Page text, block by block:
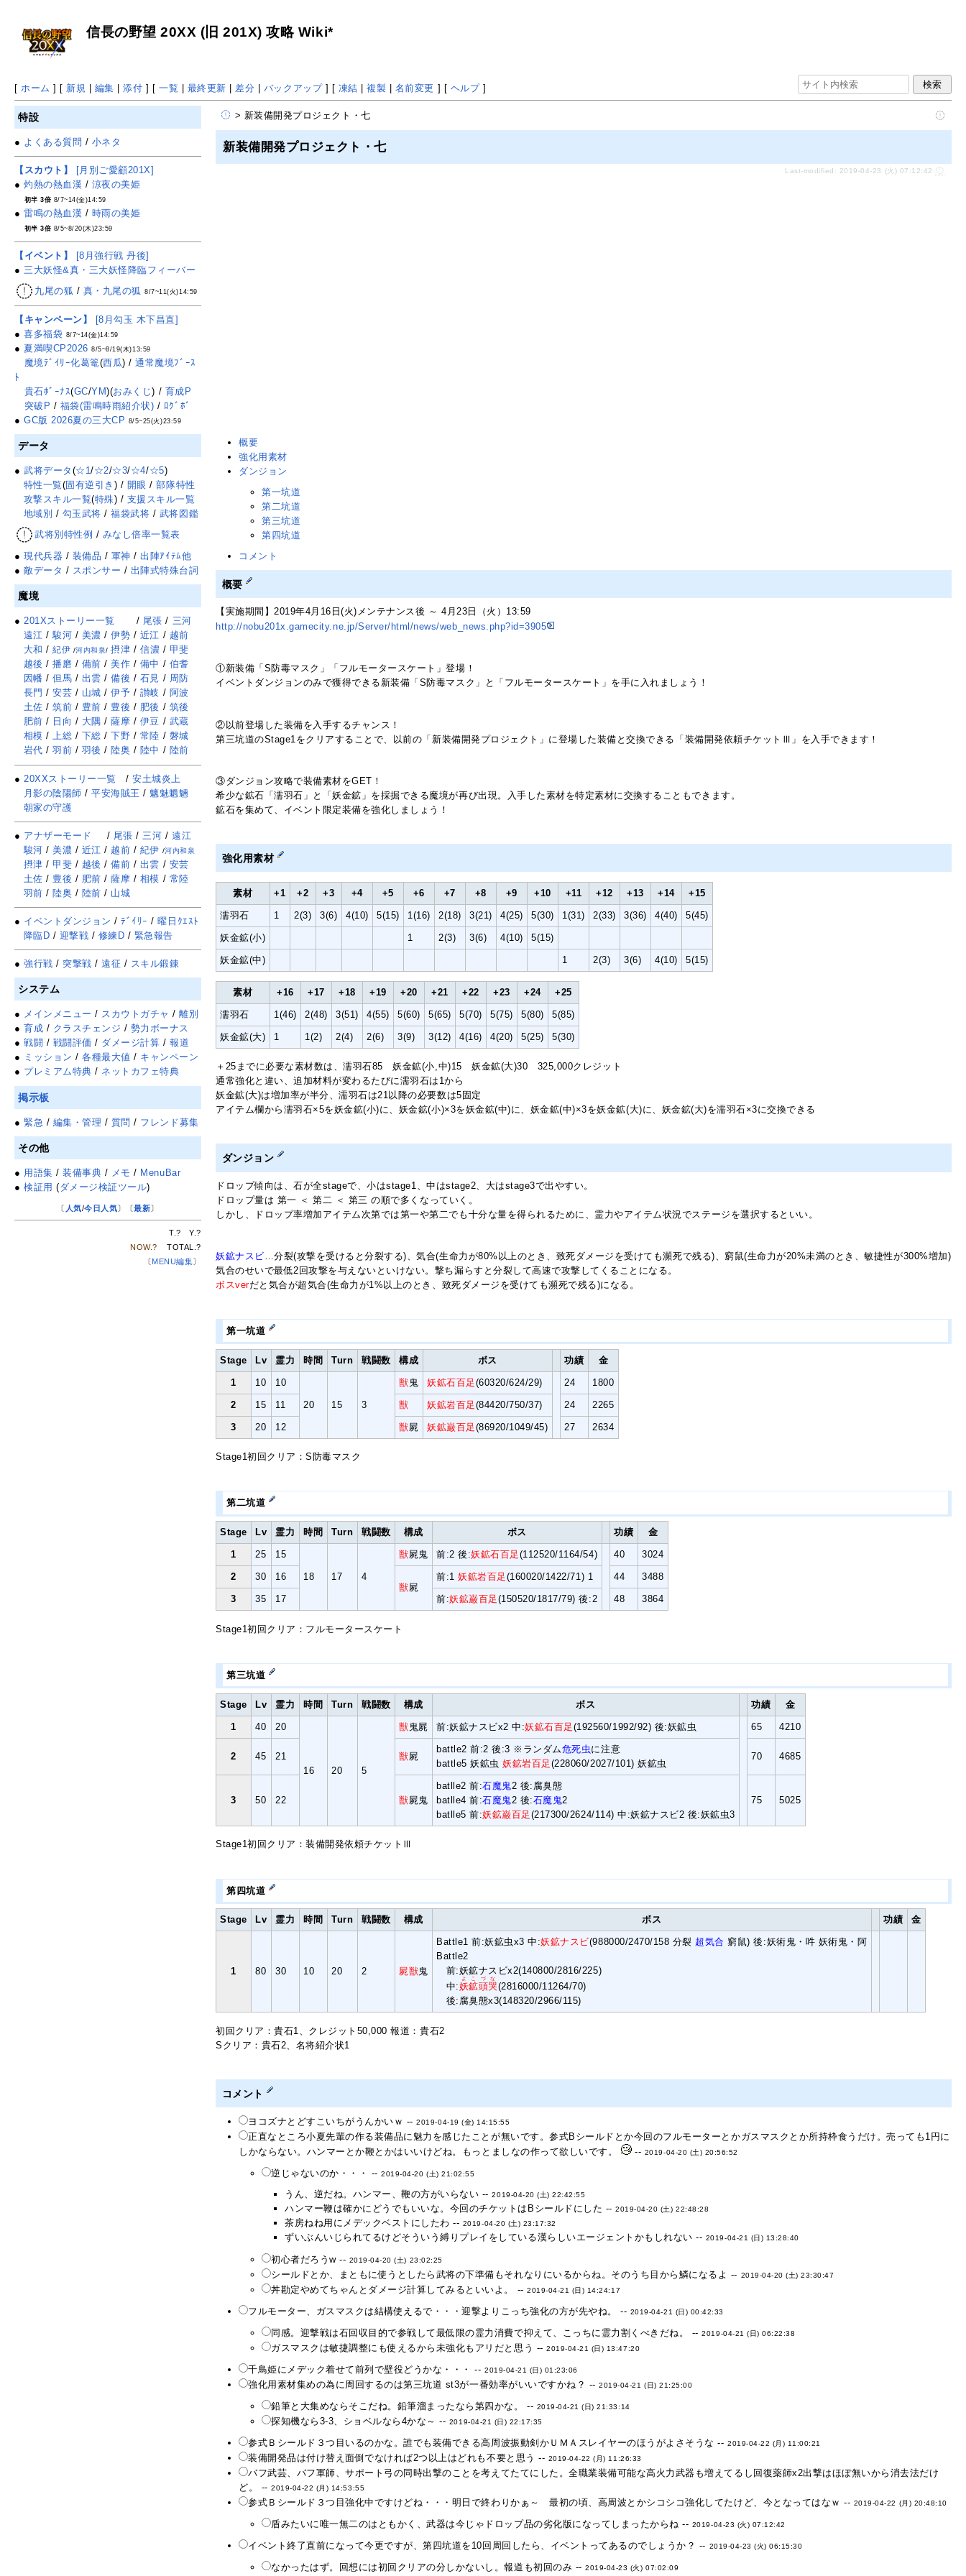
信長の野望 20XX (旧 201X) 攻略 Wiki*
[ ホーム ] [ 新規 編集 |添付 ] [一覧 最終更新 差分 バックアップ] [ 凍結 |複製 名前変更 ] [ ヘルプ]
> 新装備開発プロジェクト・七
新装備開発プロジェクト・七
Last-modified: 2019-04-23 (火) 07:12:42
概要
強化用素材
ダンジョン
第一坑道
第二坑道
第三坑道
第四坑道
コメント
概要
【実施期間】2019年4月16日(火)メンテナンス後 ～ 4月23日（火）13:59
http://nobu201x.gamecity.ne.jp/Server/html/news/web_news.php?id=3905
①新装備「S防毒マスク」「フルモータースケート」登場！
イベントダンジョンのみで獲得できる新装備「S防毒マスク」と「フルモータースケート」を手に入れましょう！
②以前登場した装備を入手するチャンス！
第三坑道のStage1をクリアすることで、以前の「新装備開発プロジェクト」に登場した装備と交換できる「装備開発依頼チケットⅢ」を入手できます！
③ダンジョン攻略で装備素材をGET！
希少な鉱石「濡羽石」と「妖金鉱」を採掘できる魔境が再び出現。入手した素材を特定素材に交換することもできます。
鉱石を集めて、イベント限定装備を強化しましょう！
強化用素材
素材 +1 +2 +3 +4 +5 +6 +7 +8 +9 +10 +11 +12 +13 +14 +15
濡羽石 1 2(3) 3(6) 4(10) 5(15) 1(16) 2(18) 3(21) 4(25) 5(30) 1(31) 2(33) 3(36) 4(40) 5(45)
妖金鉱(小) 1 2(3) 3(6) 4(10) 5(15)
妖金鉱(中) 1 2(3) 3(6) 4(10) 5(15)
素材 +16 +17 +18 +19 +20 +21 +22 +23 +24 +25
濡羽石 1(46) 2(48) 3(51) 4(55) 5(60) 5(65) 5(70) 5(75) 5(80) 5(85)
妖金鉱(大) 1 1(2) 2(4) 2(6) 3(9) 3(12) 4(16) 4(20) 5(25) 5(30)
＋25までに必要な素材数は、濡羽石85 妖金鉱(小,中)15 妖金鉱(大)30 325,000クレジット
通常強化と違い、追加材料が変わるたびに濡羽石は1から
妖金鉱(大)は増加率が半分、濡羽石は21以降の必要数は5固定
アイテム欄から濡羽石×5を妖金鉱(小)に、妖金鉱(小)×3を妖金鉱(中)に、妖金鉱(中)×3を妖金鉱(大)に、妖金鉱(大)を濡羽石×3に交換できる
ダンジョン
ドロップ傾向は、石が全stageで、小はstage1、中はstage2、大はstage3で出やすい。
ドロップ量は 第一 ＜ 第二 ＜ 第三 の順で多くなっていく。
しかし、ドロップ率増加アイテム次第では第一や第二でも十分な量を得られるために、霊力やアイテム状況でステージを選択するといい。
妖鉱ナスビ …分裂(攻撃を受けると分裂する)、気合(生命力が80%以上のとき、致死ダメージを受けても瀕死で残る)、窮鼠(生命力が20%未満のとき、敏捷性が300%増加)
気合のせいで最低2回攻撃を与えないといけない。撃ち漏らすと分裂して高速で攻撃してくることになる。
ボスverだと気合が超気合(生命力が1%以上のとき、致死ダメージを受けても瀕死で残る)になる。
第一坑道
Stage Lv 霊力 時間 Turn 戦闘数 構成 ボス 功績 金
1 10 10
20 15 3
獣 鬼 妖鉱石百足 (60320/624/29) 24 1800
2 15 11 獣 妖鉱岩百足 (84420/750/37) 24 2265
3 20 12 獣屍 妖鉱巌百足 (86920/1049/45) 27 2634
Stage1初回クリア：S防毒マスク
第二坑道
Stage Lv 霊力 時間 Turn 戦闘数 構成 ボス 功績 金
1 25 15
18 17 4
獣屍鬼 前:2 後:妖鉱石百足 (112520/1164/54) 40 3024
2 30
16
獣屍
前:1妖鉱岩百足 (160020/1422/71) 1 44 3488
3 35 17 前:妖鉱巌百足 (150520/1817/79) 後:2 48 3864
Stage1初回クリア：フルモータースケート
第三坑道
Stage Lv 霊力 時間 Turn 戦闘数 構成 ボス 功績 金
1 40 20
16 20 5
獣 鬼屍 前:妖鉱ナスビx2 中:妖鉱石百足 (192560/1992/92) 後:妖鉱虫 65 4210
2 45 21 獣屍
battle2 前:2 後:3 ※ランダム危死虫 に注意
battle5 妖鉱虫妖鉱岩百足 (228060/2027/101) 妖鉱虫
70 4685
3 50 22 獣屍鬼
batlle2 前:石魔鬼2 後:腐臭態
batlle4 前:石魔鬼2 後:石魔鬼2
batlle5 前:妖鉱巌百足 (217300/2624/114) 中:妖鉱ナスビ2 後:妖鉱虫3
75 5025
Stage1初回クリア：装備開発依頼チケットⅢ
第四坑道
Stage Lv 霊力 時間 Turn 戦闘数 構成 ボス 功績 金
1 80 30 10 20 2 屍獣鬼
Battle1 前:妖鉱虫x3 中:妖鉱ナスビ(988000/2470/158 分裂 超気合 窮鼠) 後:妖術鬼・吽 妖術鬼・阿
Battle2
前:妖鉱ナスビx2(140800/2816/225)
中:妖鉱頭哭
よこづな
(2816000/11264/70)
後:腐臭態x3(148320/2966/115)
初回クリア：貴石1、クレジット50,000 報道：貴石2
Sクリア：貴石2、名将紹介状1
コメント
ヨコズナとどすこいちがうんかいｗ --2019-04-19 (金) 14:15:55
正直なところ小夏先輩の作る装備品に魅力を感じたことが無いです。参式Bシールドとか今回のフルモーターとかガスマスクとか所持枠食うだけ。売っても1円に
しかならない。ハンマーとか鞭とかはいいけどね。もっとましなの作って欲しいです。
-- 2019-04-20 (土) 20:56:52
逆じゃないのか・・・ --2019-04-20 (土) 21:02:55
うん、逆だね。ハンマー、鞭の方がいらない --2019-04-20 (土) 22:42:55
ハンマー鞭は確かにどうでもいいな。今回のチケットはBシールドにした --2019-04-20 (土) 22:48:28
茶房ねね用にメデックベストにしたわ -- 2019-04-20 (土) 23:17:32
ずいぶんいじられてるけどそういう縛りプレイをしている漢らしいエージェントかもしれない -- 2019-04-21 (日) 13:28:40
初心者だろうw -- 2019-04-20 (土) 23:02:25
シールドとか、まともに使うとしたら武将の下準備もそれなりにいるからね。そのうち目から鱗になるよ -- 2019-04-20 (土) 23:30:47
丼勘定やめてちゃんとダメージ計算してみるといいよ。 --2019-04-21 (日) 14:24:17
フルモーター、ガスマスクは結構使えるで・・・迎撃よりこっち強化の方が先やね。 -- 2019-04-21 (日) 00:42:33
同感。迎撃戦は石回収目的で参戦して最低限の霊力消費で抑えて、こっちに霊力割くべきだね。 --2019-04-21 (日) 06:22:38
ガスマスクは敏捷調整にも使えるから未強化もアリだと思う --2019-04-21 (日) 13:47:20
千鳥姫にメデック着せて前列で壁役どうかな・・・ --2019-04-21 (日) 01:23:06
強化用素材集めの為に周回するのは第三坑道 st3が一番効率がいいですかね？ --2019-04-21 (日) 21:25:00
鉛筆と大集めならそこだね。鉛筆溜まったなら第四かな。 -- 2019-04-21 (日) 21:33:14
探知機なら3-3、ショベルなら4かな～ -- 2019-04-21 (日) 22:17:35
参式Ｂシールド３つ目いるのかな。誰でも装備できる高周波振動剣かＵＭＡスレイヤーのほうがよさそうな --2019-04-22 (月) 11:00:21
装備開発品は付け替え面倒でなければ2つ以上はどれも不要と思う -- 2019-04-22 (月) 11:26:33
バフ武芸、バフ軍師、サポート弓の同時出撃のことを考えてたてにした。全職業装備可能な高火力武器も増えてるし回復薬師x2出撃はほぼ無いから消去法だけ
ど。 --2019-04-22 (月) 14:53:55
参式Ｂシールド３つ目強化中ですけどね・・・明日で終わりかぁ～ 最初の頃、高周波とかシコシコ強化してたけど、今となってはなｗ -- 2019-04-22 (月) 20:48:10
盾みたいに唯一無二のはともかく、武器は今じゃドロップ品の劣化版になってしまったからね -- 2019-04-23 (火) 07:12:42
イベント終了直前になって今更ですが、第四坑道を10回周回したら、イベントってあるのでしょうか？ -- 2019-04-23 (火) 06:15:30
なかったはず。回想には初回クリアの分しかないし。報道も初回のみ --2019-04-23 (火) 07:02:09
特設
● よくある質問 / 小ネタ
【スカウト】
[月別ご愛顧201X]
●灼熱の熱血漢 / 涼夜の美姫
初半 3倍 8/7~14(金)14:59
●雷鳴の熱血漢 / 時雨の美姫
初半 3倍 8/5~8/20(木)23:59
【イベント】
[8月強行戦 丹後]
●三大妖怪&真・三大妖怪降臨フィーバー
九尾の狐 / 真・九尾の狐 8/7~11(火)14:59
【キャンペーン】
[8月勾玉 木下昌直]
●喜多福袋 8/7~14(金)14:59
● 夏満喫CP2026 8/5~8/19(木)13:59
魔境ﾃﾞｲﾘｰ化葛篭(西瓜) /通常魔境ﾌﾞｰｽ
ﾄ
貴石ﾎﾞｰﾅｽ(GC/YM)(おみくじ) / 育成P
突破P / 福袋(雷鳴時雨紹介状) / ﾛｸﾞﾎﾞ
●GC版 2026夏の三大CP 8/5~25(火)23:59
データ
●武将データ (☆1/☆2/☆3/☆4/☆5)
特性一覧(固有逆引き ) / 開眼 /部隊特性
攻撃スキル一覧(特殊) / 支援スキル一覧
地域別 / 勾玉武将 /福袋武将 / 武将図鑑
武将別特性例 / みなし倍率一覧表
●現代兵器 / 装備品 / 軍神 /出陣ｱｲﾃﾑ他
●敵データ / スポンサー / 出陣式特殊台詞
魔境
●201Xストーリー一覧 / 尾張 / 三河
遠江 /駿河 / 美濃 /伊勢 / 近江 / 越前
大和 /紀伊 /河内和泉/摂津 / 信濃 / 甲斐
越後 /播磨 / 備前 /美作 / 備中 / 伯耆
因幡 /但馬 / 出雲 /備後 / 石見 / 周防
長門 /安芸 / 山城 /伊予 / 讃岐 / 阿波
土佐 /筑前 / 豊前 / 豊後 / 肥後 / 筑後
肥前 / 日向 / 大隅 /薩摩 / 伊豆 / 武蔵
相模 /上総 / 下総 /下野 / 常陸 / 磐城
岩代 /羽前 / 羽後 / 陸奥 / 陸中 / 陸前
● 20XXストーリー一覧 /安土城炎上
月影の陰陽師 /平安海賊王 / 魑魅魍魎
朝家の守護
● アナザーモード / 尾張 / 三河 / 遠江
駿河 /美濃 / 近江 / 越前 / 紀伊 /河内和泉
摂津 /甲斐 / 越後 /備前 / 出雲 / 安芸
土佐 / 豊後 / 肥前 /薩摩 / 相模 / 常陸
羽前 / 陸奥 / 陸前 / 山城
● イベントダンジョン /ﾃﾞｲﾘｰ /曜日ｸｴｽﾄ
降臨D / 迎撃戦 / 修練D / 緊急報告
●強行戦 / 突撃戦 /遠征 / スキル鍛錬
システム
● メインメニュー / スカウトガチャ /離別
●育成 / クラスチェンジ / 勢力ボーナス
●戦闘 / 戦闘評価 / ダメージ計算 / 報道
● ミッション /各種最大値 / キャンペーン
● プレミアム特典 / ネットカフェ特典
掲示板
●緊急 / 編集・管理 / 質問 / フレンド募集
その他
● 用語集 /装備事典 / メモ / MenuBar
●検証用 (ダメージ検証ツール)
〔 人気/今日人気〕〔最新〕
T.? Y.?
NOW.? TOTAL.?
〔MENU編集〕